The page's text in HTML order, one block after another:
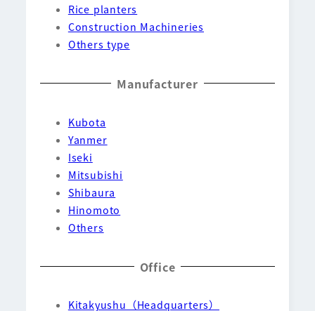
Rice planters
Construction Machineries
Others type
Manufacturer
Kubota
Yanmer
Iseki
Mitsubishi
Shibaura
Hinomoto
Others
Office
Kitakyushu（Headquarters）